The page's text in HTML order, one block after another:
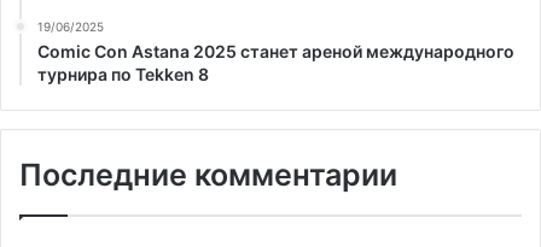
19/06/2025
Comic Con Astana 2025 станет ареной международного
турнира по Tekken 8
Последние комментарии